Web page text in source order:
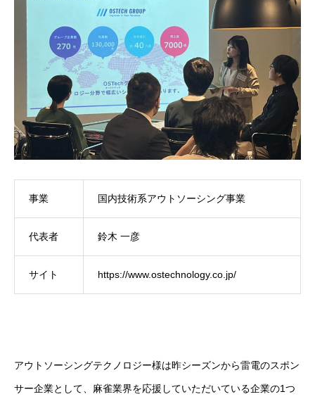
事業 国内技術系アウトソーシング事業
代表者 鈴木 一彦
サイト https://www.ostechnology.co.jp/
アウトソーシングテクノロジー様は昨シーズンから雷電のスポン
サー企業として、麻雀業界を応援していただいている企業の1つ